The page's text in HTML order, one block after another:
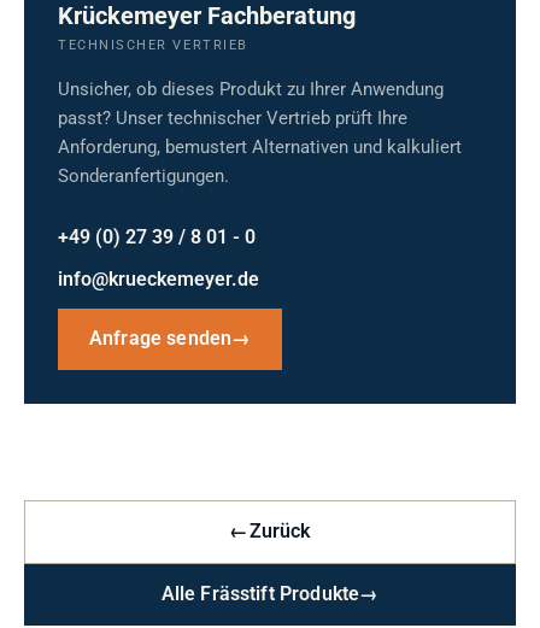
Krückemeyer Fachberatung
TECHNISCHER VERTRIEB
Unsicher, ob dieses Produkt zu Ihrer Anwendung
passt? Unser technischer Vertrieb prüft Ihre
Anforderung, bemustert Alternativen und kalkuliert
Sonderanfertigungen.
+49 (0) 27 39 / 8 01 - 0
info@krueckemeyer.de
Anfrage senden→
←Zurück
Alle Frässtift Produkte→